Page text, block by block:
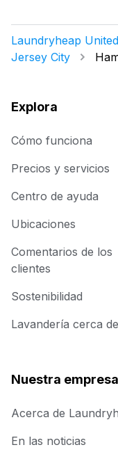
Laundryheap
Jersey City
Explora
Cómo funciona
Precios y servicios
Centro de ayuda
Ubicaciones
Comentarios de los
clientes
Sostenibilidad
Lavandería cerca
Nuestra empresa
Acerca de
En las noticias